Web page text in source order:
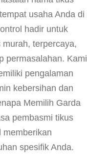
usaha Anda di
hadir untuk
terpercaya,
permasalahan. Kami
pengalaman
kebersihan dan
Memilih Garda
pembasmi tikus
memberikan
spesifik Anda.